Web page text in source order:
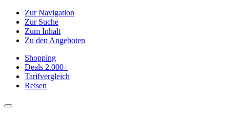
Zur Navigation
Zur Suche
Zum Inhalt
Zu den Angeboten
Shopping
Deals 2.000+
Tarifvergleich
Reisen